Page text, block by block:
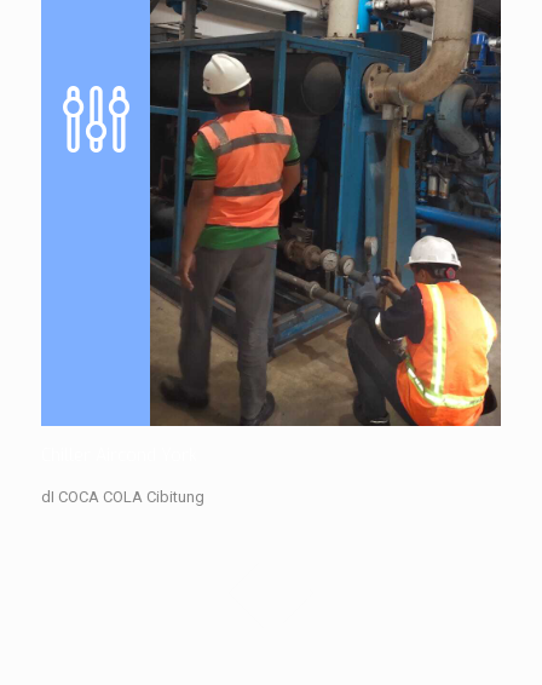
dI COCA COLA Cibitung